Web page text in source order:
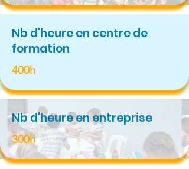
Nb d'heure en centre de
formation
400h
Nb d'heure en entreprise
300h